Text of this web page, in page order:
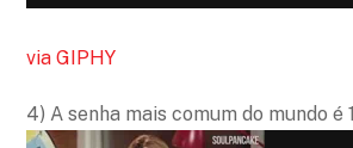
via GIPHY
4) A senha mais comum do mundo é